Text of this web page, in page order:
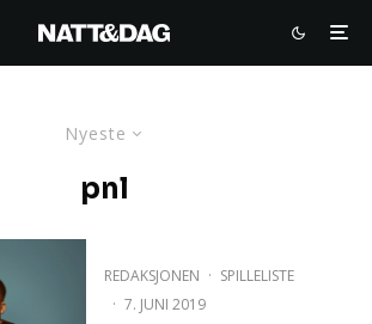
Nyeste
pnl
REDAKSJONEN · SPILLELISTE
· 7. JUNI 2019